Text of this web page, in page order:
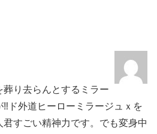
り去らんとするミラー
ド外道ヒーローミラージュｘを
すごい精神力です。でも変身中